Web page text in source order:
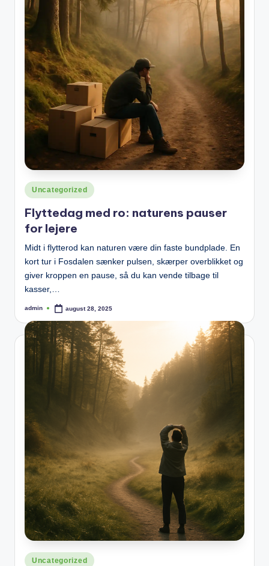
Posted
in
Uncategorized
Flyttedag med ro: naturens pauser
for lejere
Midt i flytterod kan naturen være din faste bundplade. En
kort tur i Fosdalen sænker pulsen, skærper overblikket og
giver kroppen en pause, så du kan vende tilbage til
kasser,…
Posted
admin august 28, 2025
Posted
Uncategorized